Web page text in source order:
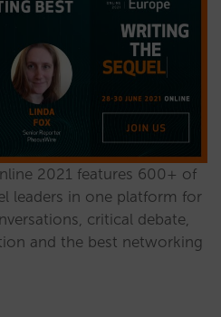
2021 features 600+ of
leaders in one platform for
critical debate,
and the best networking